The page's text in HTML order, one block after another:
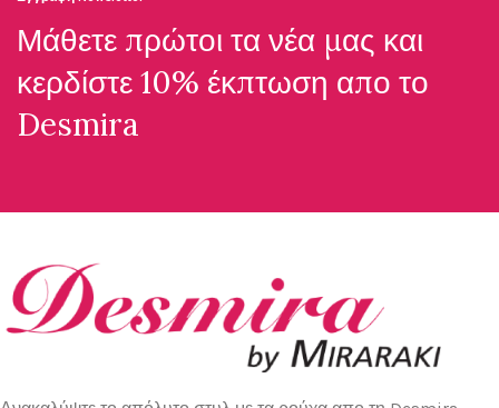
Μάθετε πρώτοι τα νέα μας και
κερδίστε 10% έκπτωση απο το
Desmira